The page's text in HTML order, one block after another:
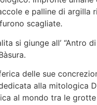
e palline di argilla
scagliate.
si giunge all’ “Antro di
delle sue
alla mitologica
al mondo tra le